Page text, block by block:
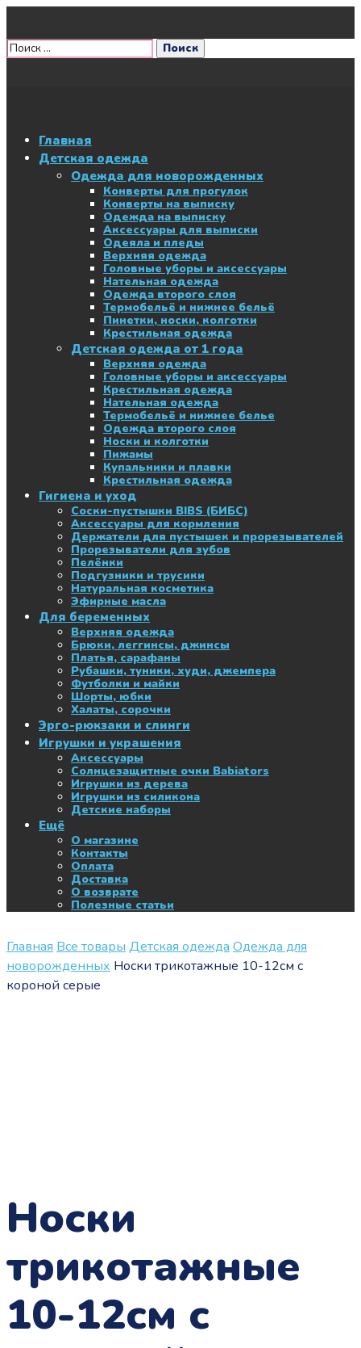
Главная
Детская одежда
Одежда для новорожденных
Конверты для прогулок
Конверты на выписку
Одежда на выписку
Аксессуары для выписки
Одеяла и пледы
Верхняя одежда
Головные уборы и аксессуары
Нательная одежда
Одежда второго слоя
Термобельё и нижнее бельё
Пинетки, носки, колготки
Крестильная одежда
Детская одежда от 1 года
Верхняя одежда
Головные уборы и аксессуары
Крестильная одежда
Нательная одежда
Термобельё и нижнее белье
Одежда второго слоя
Носки и колготки
Пижамы
Купальники и плавки
Крестильная одежда
Гигиена и уход
Соски-пустышки BIBS (БИБС)
Аксессуары для кормления
Держатели для пустышек и прорезывателей
Прорезыватели для зубов
Пелёнки
Подгузники и трусики
Натуральная косметика
Эфирные масла
Для беременных
Верхняя одежда
Брюки, леггинсы, джинсы
Платья, сарафаны
Рубашки, туники, худи, джемпера
Футболки и майки
Шорты, юбки
Халаты, сорочки
Эрго-рюкзаки и слинги
Игрушки и украшения
Аксессуары
Солнцезащитные очки Babiators
Игрушки из дерева
Игрушки из силикона
Детские наборы
Ещё
О магазине
Контакты
Оплата
Доставка
О возврате
Полезные статьи
Главная Все товары Детская одежда Одежда для
новорожденных Носки трикотажные 10-12см с
короной серые
Носки
трикотажные
10-12см с